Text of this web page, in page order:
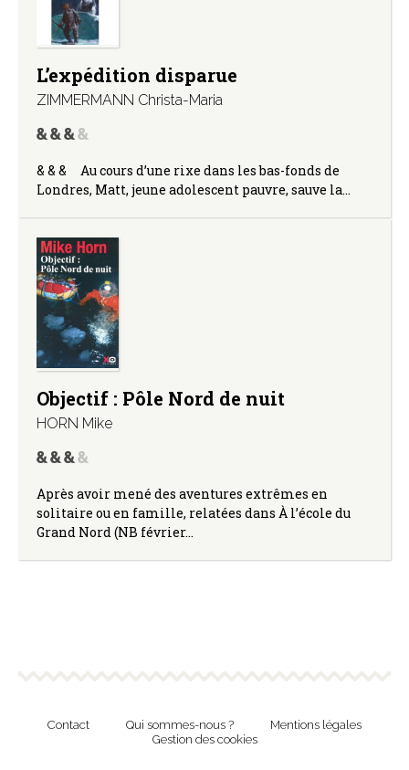
L’expédition disparue
ZIMMERMANN Christa-Maria
& & & Au cours d’une rixe dans les bas-fonds de
Londres, Matt, jeune adolescent pauvre, sauve la…
Objectif : Pôle Nord de nuit
HORN Mike
Après avoir mené des aventures extrêmes en
solitaire ou en famille, relatées dans À l’école du
Grand Nord (NB février…
Contact Qui sommes-nous ?
Mentions légales
Gestion des cookies